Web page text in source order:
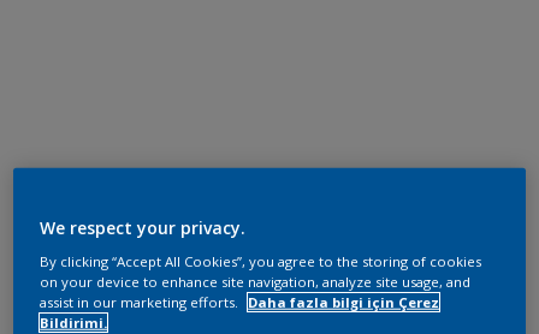
We respect your privacy.
By clicking “Accept All Cookies”, you agree to the storing of cookies
on your device to enhance site navigation, analyze site usage, and
assist in our marketing efforts.
Daha fazla bilgi için Çerez
Bildirimi.